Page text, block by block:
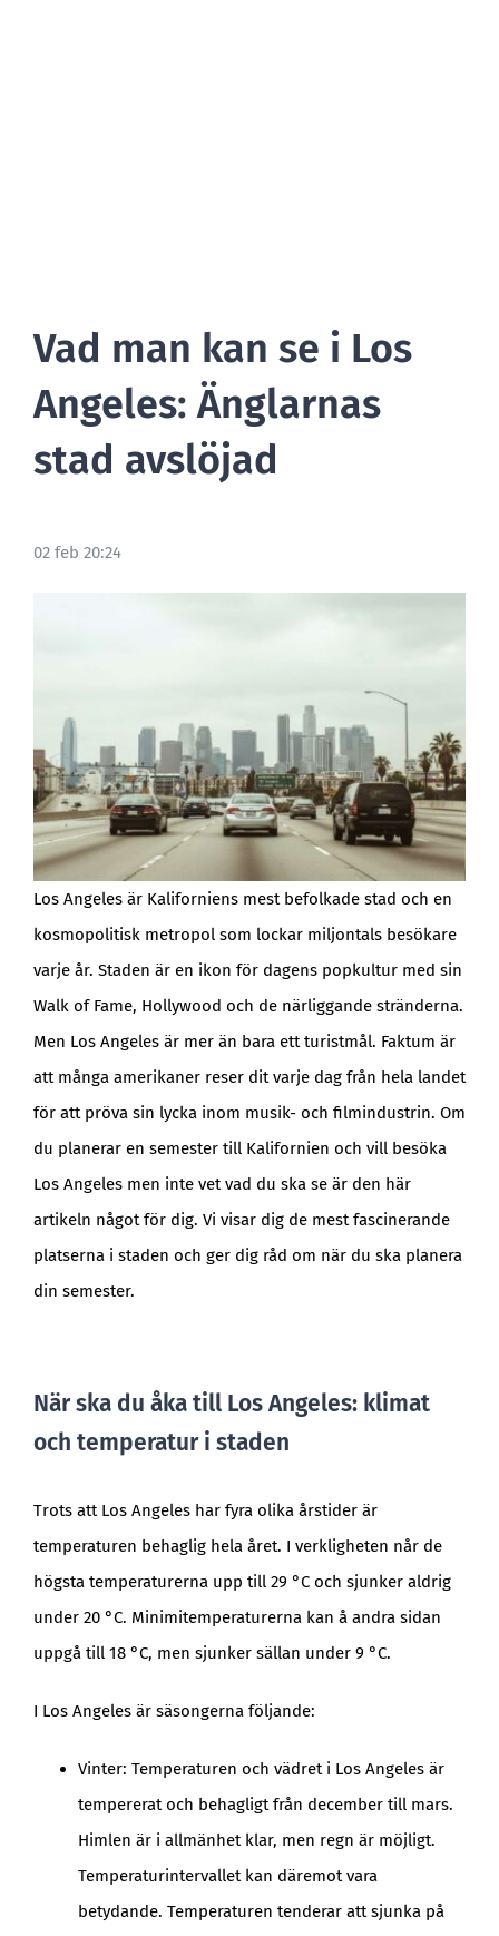
Vad man kan se i Los
Angeles: Änglarnas
stad avslöjad
02 feb 20:24
Los Angeles är Kaliforniens mest befolkade stad och en
kosmopolitisk metropol som lockar miljontals besökare
varje år. Staden är en ikon för dagens popkultur med sin
Walk of Fame, Hollywood och de närliggande stränderna.
Men Los Angeles är mer än bara ett turistmål. Faktum är
att många amerikaner reser dit varje dag från hela landet
för att pröva sin lycka inom musik- och filmindustrin. Om
du planerar en semester till Kalifornien och vill besöka
Los Angeles men inte vet vad du ska se är den här
artikeln något för dig. Vi visar dig de mest fascinerande
platserna i staden och ger dig råd om när du ska planera
din semester.
När ska du åka till Los Angeles: klimat
och temperatur i staden
Trots att Los Angeles har fyra olika årstider är
temperaturen behaglig hela året. I verkligheten når de
högsta temperaturerna upp till 29 °C och sjunker aldrig
under 20 °C. Minimitemperaturerna kan å andra sidan
uppgå till 18 °C, men sjunker sällan under 9 °C.
I Los Angeles är säsongerna följande:
Vinter: Temperaturen och vädret i Los Angeles är
tempererat och behagligt från december till mars.
Himlen är i allmänhet klar, men regn är möjligt.
Temperaturintervallet kan däremot vara
betydande. Temperaturen tenderar att sjunka på